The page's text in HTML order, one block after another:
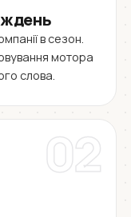
в сезон.
мотора
слова.
02